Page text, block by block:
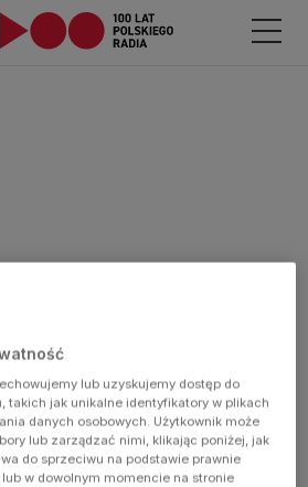
lub uzyskujemy dostęp do
takich jak unikalne identyfikatory w plikach
danych osobowych. Użytkownik może
lub zarządzać nimi, klikając poniżej, jak
do sprzeciwu na podstawie prawnie
w dowolnym momencie na stronie